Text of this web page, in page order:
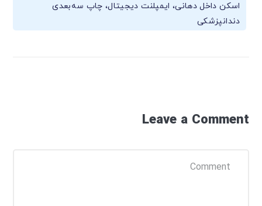
اسکن داخل دهانی، ایمپلنت دیجیتال، چاپ سه‌بعدی
دندانپزشکی
Leave a Comment